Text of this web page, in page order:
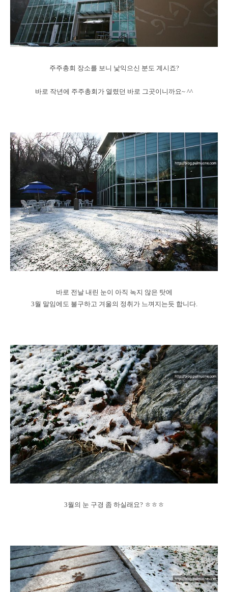
주주총회 장소를 보니 낯익으신 분도 계시죠?
바로 작년에 주주총회가 열렸던 바로 그곳이니까요~ ^^
바로 전날 내린 눈이 아직 녹지 않은 탓에
3월 말임에도 불구하고 겨울의 정취가 느껴지는듯 합니다.
3월의 눈 구경 좀 하실래요? ㅎㅎㅎ